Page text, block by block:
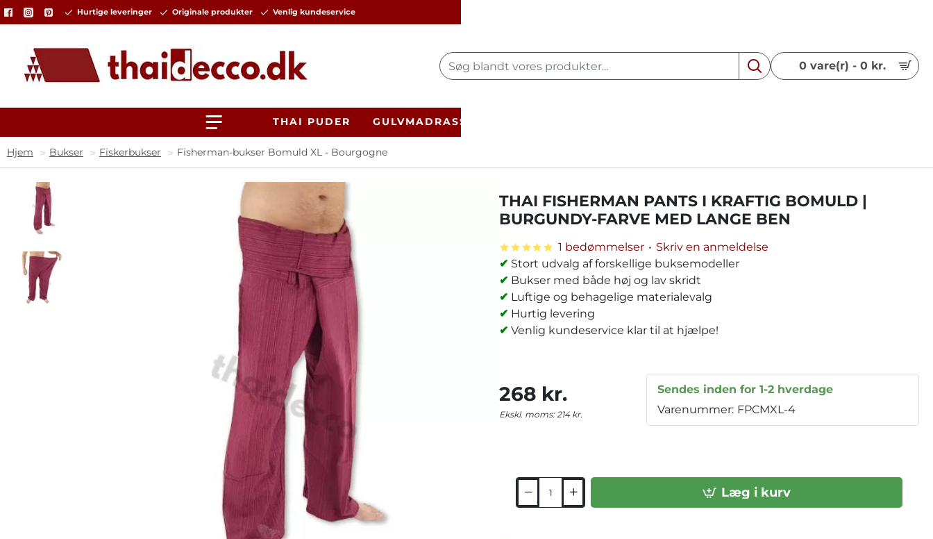
Hurtige leveringer Originale produkter Venlig kundeservice
Søg
vores
produkter...
0 vare(r) - 0 kr.
THAI PUDER GULVMADRASSER
Bukser Fiskerbukser Fisherman-bukser Bomuld XL - Bourgogne
THAI FISHERMAN PANTS I KRAFTIG BOMULD |
BURGUNDY-FARVE MED LANGE BEN
✔ Stort udvalg af forskellige buksemodeller
✔ Bukser med både høj og lav skridt
✔ Luftige og behagelige materialevalg
✔ Hurtig levering
✔ Venlig kundeservice klar til at hjælpe!
1 bedømmelser • Skriv en anmeldelse
268 kr.
Ekskl. moms: 214 kr.
Sendes inden for 1-2 hverdage
Varenummer: FPCMXL-4
Læg i kurv